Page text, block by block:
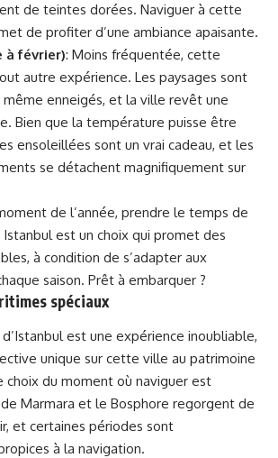
de teintes dorées. Naviguer à cette
de profiter d’une ambiance apaisante.
à février): Moins fréquentée, cette
autre expérience. Les paysages sont
enneigés, et la ville revêt une
Bien que la température puisse être
ensoleillées sont un vrai cadeau, et les
se détachent magnifiquement sur
de l’année, prendre le temps de
est un choix qui promet des
à condition de s’adapter aux
saison. Prêt à embarquer ?
spéciaux
est une expérience inoubliable,
unique sur cette ville au patrimoine
choix du moment où naviguer est
Marmara et le Bosphore regorgent de
et certaines périodes sont
à la navigation.